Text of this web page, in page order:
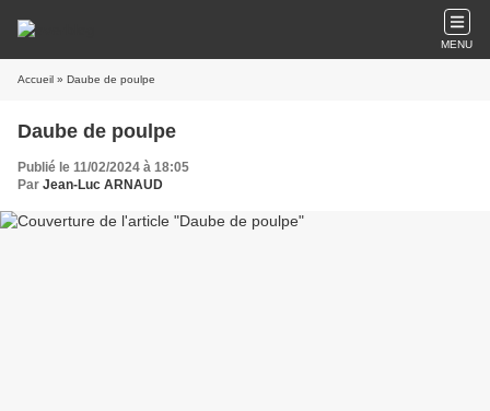
MENU
Accueil » Daube de poulpe
Daube de poulpe
Publié le 11/02/2024 à 18:05
Par Jean-Luc ARNAUD